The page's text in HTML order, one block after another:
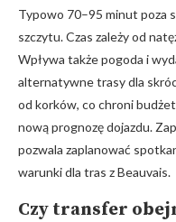
Typowo 70–95 minut poza
szczytu. Czas zależy od
Wpływa także pogoda i
alternatywne trasy dla
od korków, co chroni
nową prognozę dojazdu.
pozwala zaplanować
warunki dla tras z Beauvais.
Czy transfer